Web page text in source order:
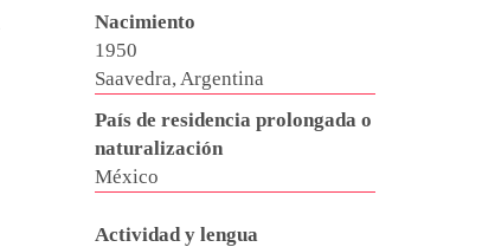
Nacimiento
1950
Saavedra, Argentina
País de residencia prolongada o
naturalización
México
Actividad y lengua